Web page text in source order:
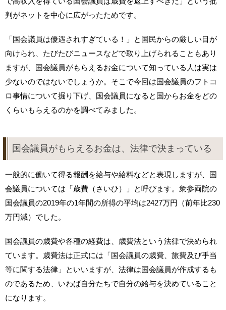
判がネットを中心に広がったためです。
「国会議員は優遇されすぎている！」と国民からの厳しい目が
向けられ、たびたびニュースなどで取り上げられることもあり
ますが、国会議員がもらえるお金について知っている人は実は
少ないのではないでしょうか。そこで今回は国会議員のフトコ
ロ事情について掘り下げ、国会議員になると国からお金をどの
くらいもらえるのかを調べてみました。
国会議員がもらえるお金は、法律で決まっている
一般的に働いて得る報酬を給与や給料などと表現しますが、国
会議員については「歳費（さいひ）」と呼びます。衆参両院の
国会議員の2019年の1年間の所得の平均は2427万円（前年比230
万円減）でした。
国会議員の歳費や各種の経費は、歳費法という法律で決められ
ています。歳費法は正式には「国会議員の歳費、旅費及び手当
等に関する法律」といいますが、法律は国会議員が作成するも
のであるため、いわば自分たちで自分の給与を決めていること
になります。